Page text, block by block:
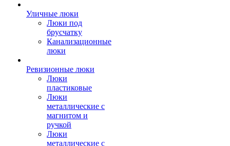
Уличные люки
Люки под
брусчатку
Канализационные
люки
Ревизионные люки
Люки
пластиковые
Люки
металлические с
магнитом и
ручкой
Люки
металлические с